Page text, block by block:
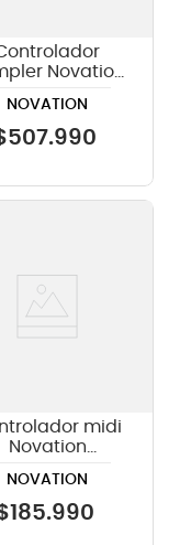
Novation
NOVATION
507.990
midi
Novation
- White mini
NOVATION
185.990